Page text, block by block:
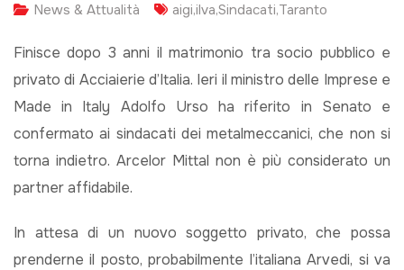
News & Attualità aigi,ilva,Sindacati,Taranto
Finisce dopo 3 anni il matrimonio tra socio pubblico e
privato di Acciaierie d’Italia. Ieri il ministro delle Imprese e
Made in Italy Adolfo Urso ha riferito in Senato e
confermato ai sindacati dei metalmeccanici, che non si
torna indietro. Arcelor Mittal non è più considerato un
partner affidabile.
In attesa di un nuovo soggetto privato, che possa
prenderne il posto, probabilmente l’italiana Arvedi, si va